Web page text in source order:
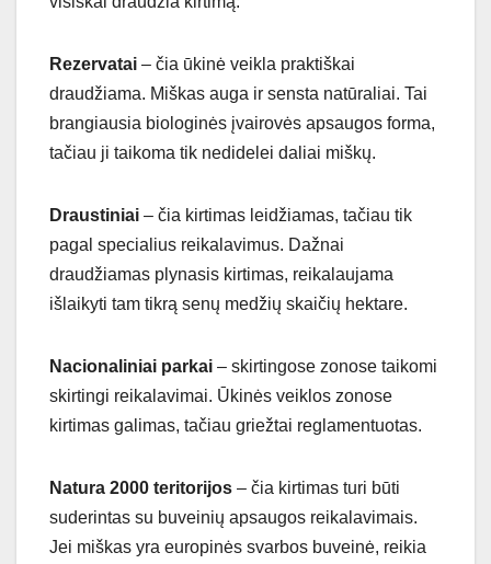
Rezervatai – čia ūkinė veikla praktiškai
draudžiama. Miškas auga ir sensta natūraliai. Tai
brangiausia biologinės įvairovės apsaugos forma,
tačiau ji taikoma tik nedidelei daliai miškų.
Draustiniai – čia kirtimas leidžiamas, tačiau tik
pagal specialius reikalavimus. Dažnai
draudžiamas plynasis kirtimas, reikalaujama
išlaikyti tam tikrą senų medžių skaičių hektare.
Nacionaliniai parkai – skirtingose zonose taikomi
skirtingi reikalavimai. Ūkinės veiklos zonose
kirtimas galimas, tačiau griežtai reglamentuotas.
Natura 2000 teritorijos – čia kirtimas turi būti
suderintas su buveinių apsaugos reikalavimais.
Jei miškas yra europinės svarbos buveinė, reikia